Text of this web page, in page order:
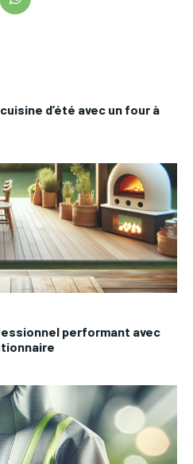
d’été avec un four à
performant avec